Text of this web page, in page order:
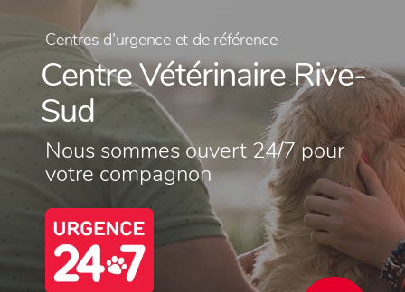
Centres d’urgence et de référence
Centre Vétérinaire Rive-
Sud
Nous sommes ouvert 24/7 pour
votre compagnon